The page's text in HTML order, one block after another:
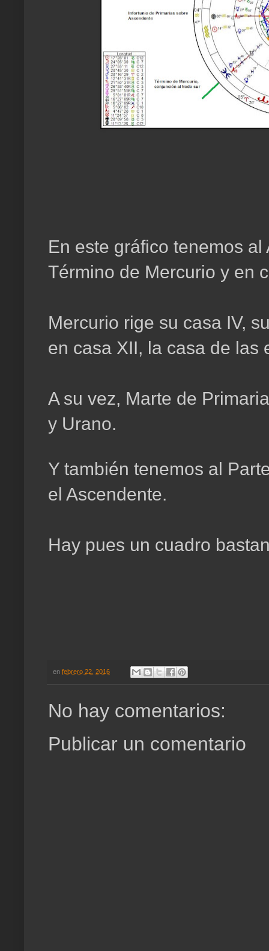
En este gráfico tenemos
Término de Mercurio y en
Mercurio rige su casa IV,
en casa XII, la casa de las
A su vez, Marte de
y Urano.
Y también tenemos al
el Ascendente.
Hay pues un cuadro
en febrero 22, 2016
No hay comentarios:
Publicar un comentario